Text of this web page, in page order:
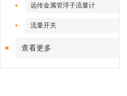
远传金属管浮子流量计
流量开关
查看更多